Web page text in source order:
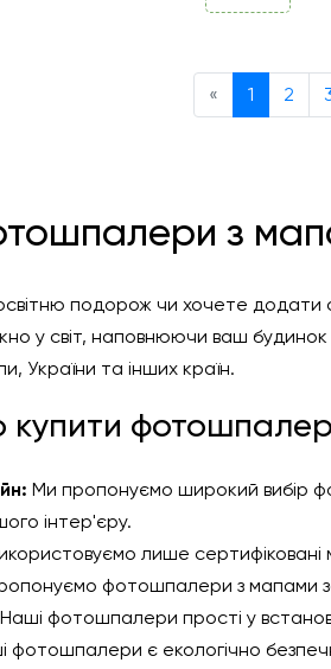
« Previous
1 2
з
подорож чи хочете
у світ, наповнюючи ваш
України та інших країн.
купити
Ми пропонуємо широкий вибір
інтер'єру.
лише сертифіковані
фотошпалери з мапами за
Наші фотошпалери прості у
фотошпалери є екологічно